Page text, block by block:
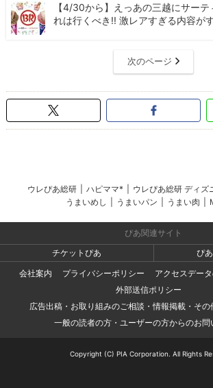
【4/30から】えっあの三越にサー
れは行くべき!! 激レアすぎる内容が
次のページ
ウレぴあ総研 ハピママ* ウレぴあ総研 ディズ
うまいめし
うまいパン うまい肉
ぴあ関連サイト
チケットぴあ
ぴ
会社案内
プライバシーポリシー
アクセスデー
外部送信ポリシー
広告出稿・お取り組みのご相談・情報掲載・その
一般の読者の方・ユーザーの方からのお問
Copyright (C) PIA Corporation. All Rights